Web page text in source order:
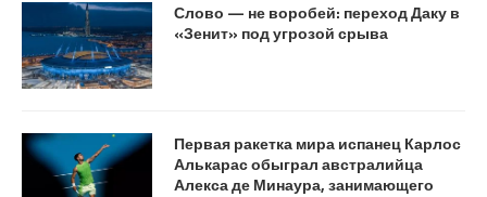
Слово — не воробей: переход Даку в
«Зенит» под угрозой срыва
Первая ракетка мира испанец Карлос
Алькарас обыграл австралийца
Алекса де Минаура, занимающего